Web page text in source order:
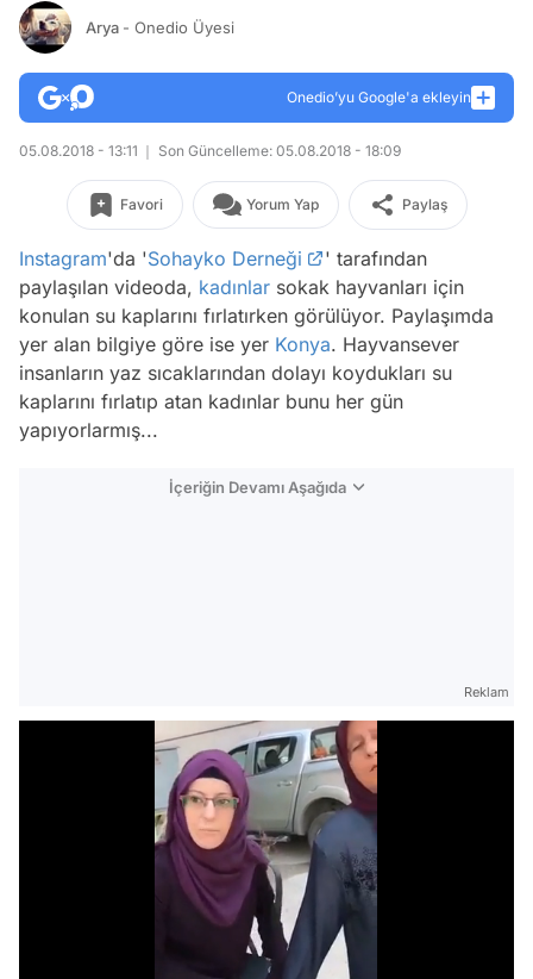
Arya - Onedio Üyesi
Onedio’yu Google'a ekleyin
05.08.2018 - 13:11 Son Güncelleme: 05.08.2018 - 18:09
Favori Yorum Yap Paylaş
Instagram'da 'Sohayko Derneği
' tarafından
paylaşılan videoda, kadınlar sokak hayvanları için
konulan su kaplarını fırlatırken görülüyor. Paylaşımda
yer alan bilgiye göre ise yer Konya. Hayvansever
insanların yaz sıcaklarından dolayı koydukları su
kaplarını fırlatıp atan kadınlar bunu her gün
yapıyorlarmış...
İçeriğin Devamı Aşağıda
Reklam